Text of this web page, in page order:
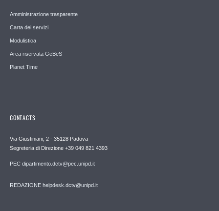
Amministrazione trasparente
Carta dei servizi
Modulistica
Area riservata GeBeS
Planet Time
CONTACTS
Via Giustiniani, 2 - 35128 Padova
Segreteria di Direzione +39 049 821 4393
PEC dipartimento.dctv@pec.unipd.it
REDAZIONE helpdesk.dctv@unipd.it